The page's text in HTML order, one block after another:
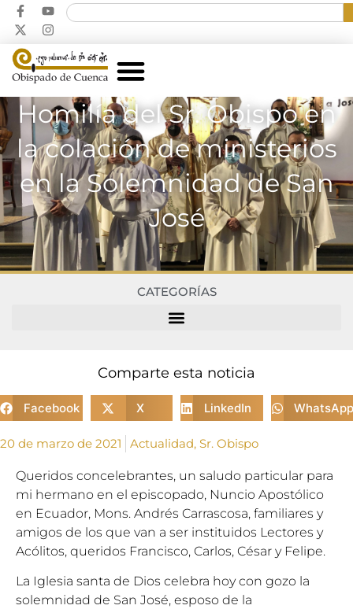
Homilía del Sr. Obispo en
la colación de ministerios
en la Solemnidad de San
José
CATEGORÍAS
Comparte esta noticia
Facebook X LinkedIn WhatsApp
20 de marzo de 2021 Actualidad, Sr. Obispo
Queridos concelebrantes, un saludo particular para
mi hermano en el episcopado, Nuncio Apostólico
en Ecuador, Mons. Andrés Carrascosa, familiares y
amigos de los que van a ser instituidos Lectores y
Acólitos, queridos Francisco, Carlos, César y Felipe.
La Iglesia santa de Dios celebra hoy con gozo la
solemnidad de San José, esposo de la